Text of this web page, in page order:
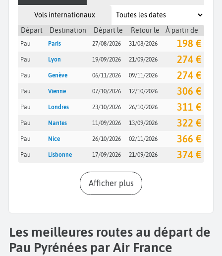
Vols internationaux
Départ
Destination Départ le Retour le À partir de
Pau Paris 27/08/2026 31/08/2026 198 €
Pau Lyon 19/09/2026 21/09/2026 274 €
Pau Genève 06/11/2026 09/11/2026 274 €
Pau Vienne 07/10/2026 12/10/2026 306 €
Pau Londres 23/10/2026 26/10/2026 311 €
Pau Nantes 11/09/2026 13/09/2026 322 €
Pau Nice 26/10/2026 02/11/2026 366 €
Pau Lisbonne 17/09/2026 21/09/2026 374 €
Afficher plus
Les meilleures routes au départ de
Pau Pyrénées par Air France